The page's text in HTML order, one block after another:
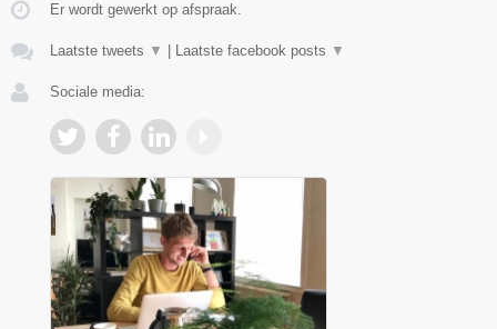
Er wordt gewerkt op afspraak.
Laatste tweets ▼ Laatste facebook posts ▼
Sociale media: